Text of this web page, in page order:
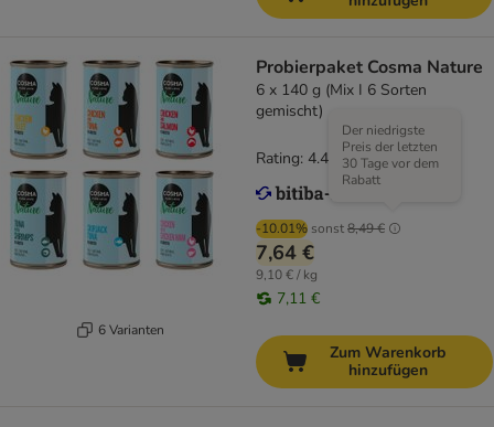
6 Varianten
Probierpaket Cosma Nature
6 x 140 g (Mix I 6 Sorten
gemischt)
-10.01% sonst8,49 €
Der niedrigste
Preis der letzten
30 Tage vor dem
Rabatt
7,64 €
9,10 € / kg
7,11 €
Rating: 4.4/5 (29
Zum Warenkorb
hinzufügen